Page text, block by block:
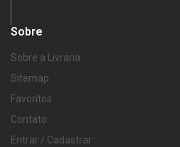
Sobre
Sobre a Livraria
Sitemap
Favoritos
Contato
Entrar / Cadastrar